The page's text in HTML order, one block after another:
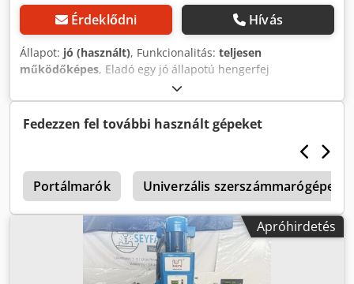
Érdeklődni Hívás
Állapot: jó (használt), Funkcionalitás: teljesen
működőképes, Eladó egy jó állapotú hengerfej
síkköszörűgép/hengerblokk marógép. A gépen sosem
történt köszörülés, kizárólag marás. A gép bármikor
megtekinthető. 19% ÁFA-t tartalmazó számla kiállításra
Fedezzen fel további használt gépeket
Portálmarók Univerzális szerszámmarógépek,
Apróhirdetés